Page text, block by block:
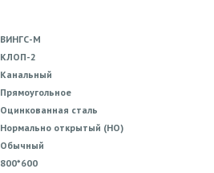
ВИНГС-М
КЛОП-2
Канальный
Прямоугольное
Оцинкованная сталь
Нормально открытый (НО)
Обычный
800*600